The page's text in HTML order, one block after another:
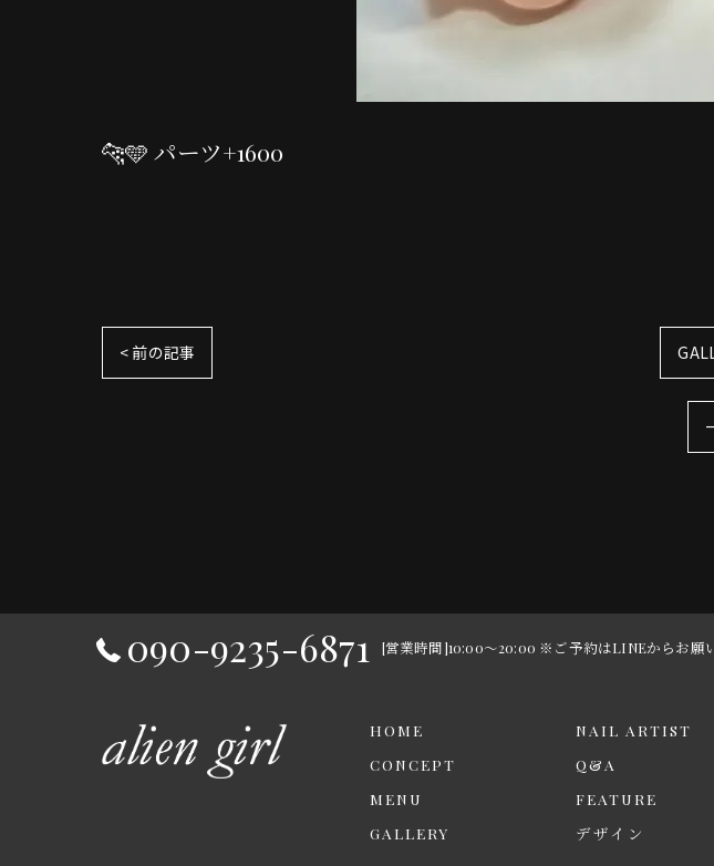
🐆🩵 パーツ+1600
< 前の記事
090-9235-6871 [営業時間]10:00～20:00 ※ご予約はLINEからお願
HOME
CONCEPT
MENU
GALLERY
NAIL ARTIST
Q&A
FEATURE
デザイン